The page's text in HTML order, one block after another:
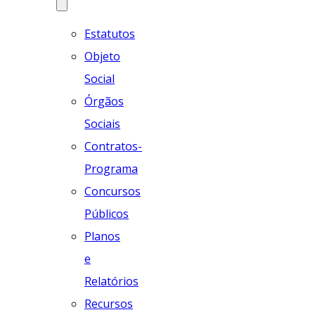
Estatutos
Objeto
Social
Órgãos
Sociais
Contratos-
Programa
Concursos
Públicos
Planos
e
Relatórios
Recursos